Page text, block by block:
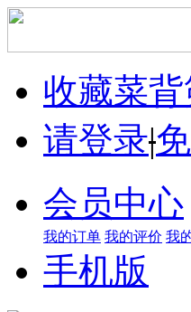
收藏菜
请登录|
会员中心
我的订单 我的评价 我
手机版